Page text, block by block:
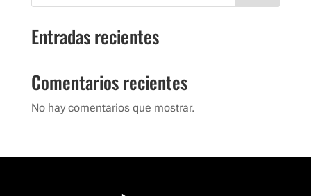
Entradas recientes
Comentarios recientes
No hay comentarios que mostrar.